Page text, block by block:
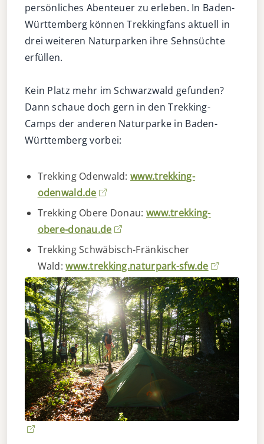
persönliches Abenteuer zu erleben. In Baden-
Württemberg können Trekkingfans aktuell in
drei weiteren Naturparken ihre Sehnsüchte
erfüllen.
Kein Platz mehr im Schwarzwald gefunden?
Dann schaue doch gern in den Trekking-
Camps der anderen Naturparke in Baden-
Württemberg vorbei:
Trekking Odenwald:www.trekking-
odenwald.de
Trekking Obere Donau: www.trekking-
obere-donau.de
Trekking Schwäbisch-Fränkischer
Wald:www.trekking.naturpark-sfw.de